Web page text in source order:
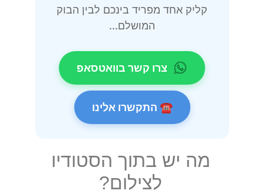
קליק אחד מפריד בינכם לבין הבוק
המושלם...
צרו קשר בוואטסאפ
☎ התקשרו אלינו
מה יש בתוך הסטודיו
לצילום?